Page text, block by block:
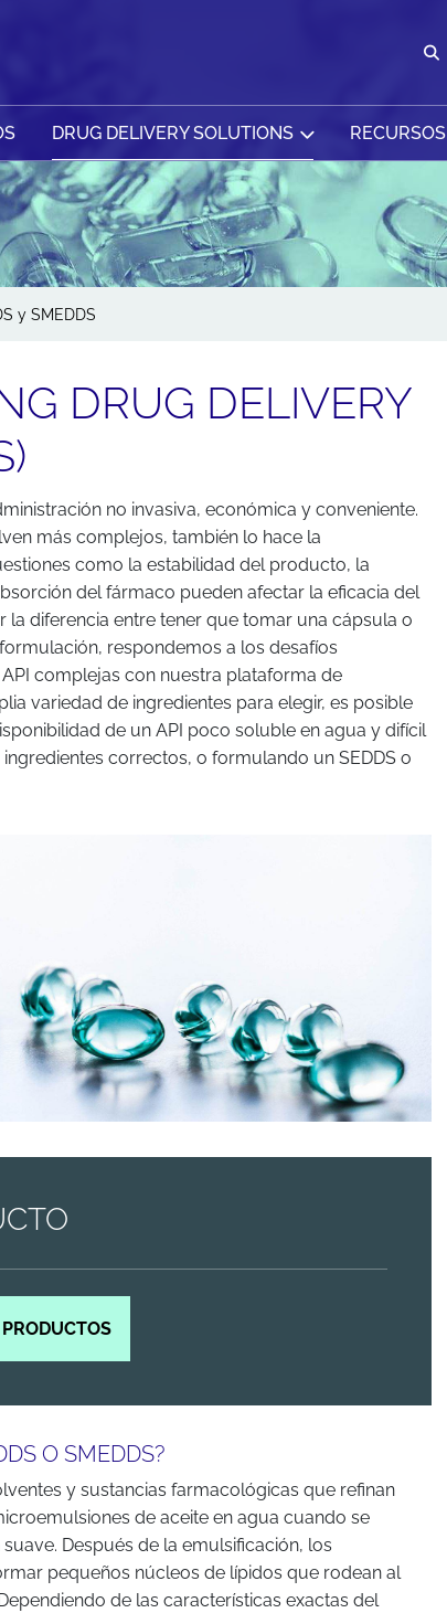
DRUG DELIVERY SOLUTIONS RECURSOS
y SMEDDS
DRUG DELIVERY
no invasiva, económica y conveniente.
más complejos, también lo hace la
como la estabilidad del producto, la
del fármaco pueden afectar la eficacia del
diferencia entre tener que tomar una cápsula o
respondemos a los desafíos
complejas con nuestra plataforma de
variedad de ingredientes para elegir, es posible
de un API poco soluble en agua y difícil
correctos, o formulando un SEDDS o
O SMEDDS?
y sustancias farmacológicas que refinan
de aceite en agua cuando se
Después de la emulsificación, los
pequeños núcleos de lípidos que rodean al
de las características exactas del